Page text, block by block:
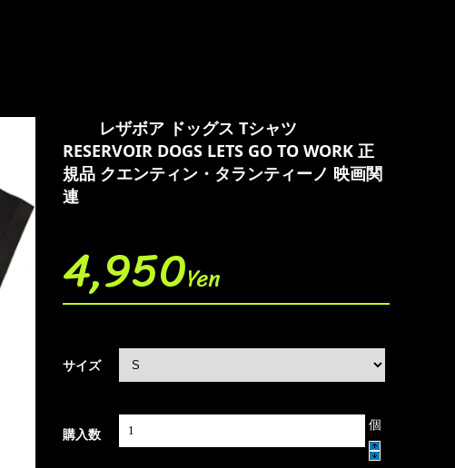
レザボア ドッグス Tシャツ
RESERVOIR DOGS LETS GO TO WORK 正
規品 クエンティン・タランティーノ 映画関
連
4,950Yen
サイズ
購入数
個